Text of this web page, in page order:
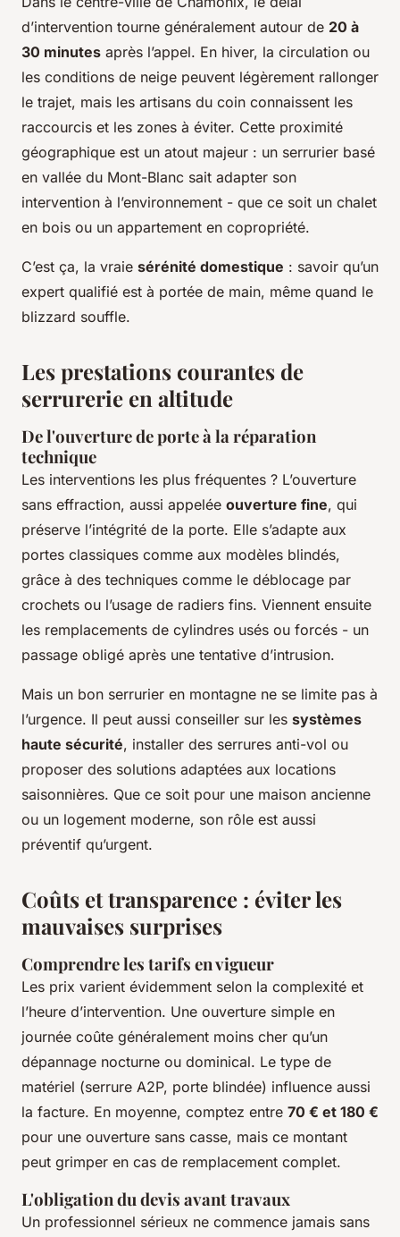
d’intervention tourne généralement autour de 20 à
30 minutes après l’appel. En hiver, la circulation ou
les conditions de neige peuvent légèrement rallonger
le trajet, mais les artisans du coin connaissent les
raccourcis et les zones à éviter. Cette proximité
géographique est un atout majeur : un serrurier basé
en vallée du Mont-Blanc sait adapter son
intervention à l’environnement - que ce soit un chalet
en bois ou un appartement en copropriété.
C’est ça, la vraie sérénité domestique : savoir qu’un
expert qualifié est à portée de main, même quand le
blizzard souffle.
Les prestations courantes de
serrurerie en altitude
De l'ouverture de porte à la réparation
technique
Les interventions les plus fréquentes ? L’ouverture
sans effraction, aussi appelée ouverture fine, qui
préserve l’intégrité de la porte. Elle s’adapte aux
portes classiques comme aux modèles blindés,
grâce à des techniques comme le déblocage par
crochets ou l’usage de radiers fins. Viennent ensuite
les remplacements de cylindres usés ou forcés - un
passage obligé après une tentative d’intrusion.
Mais un bon serrurier en montagne ne se limite pas à
l’urgence. Il peut aussi conseiller sur les systèmes
haute sécurité, installer des serrures anti-vol ou
proposer des solutions adaptées aux locations
saisonnières. Que ce soit pour une maison ancienne
ou un logement moderne, son rôle est aussi
préventif qu’urgent.
Coûts et transparence : éviter les
mauvaises surprises
Comprendre les tarifs en vigueur
Les prix varient évidemment selon la complexité et
l’heure d’intervention. Une ouverture simple en
journée coûte généralement moins cher qu’un
dépannage nocturne ou dominical. Le type de
matériel (serrure A2P, porte blindée) influence aussi
la facture. En moyenne, comptez entre 70 € et 180 €
pour une ouverture sans casse, mais ce montant
peut grimper en cas de remplacement complet.
L'obligation du devis avant travaux
Un professionnel sérieux ne commence jamais sans